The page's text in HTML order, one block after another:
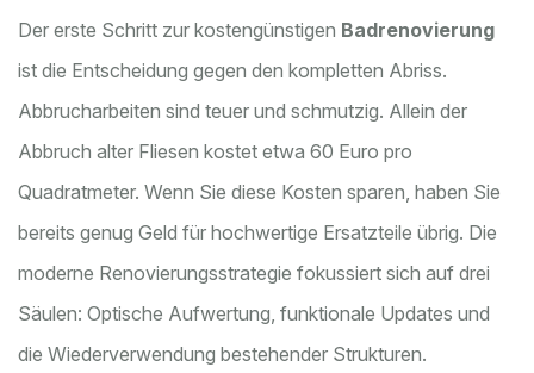
Der erste Schritt zur kostengünstigen Badrenovierung
ist die Entscheidung gegen den kompletten Abriss.
Abbrucharbeiten sind teuer und schmutzig. Allein der
Abbruch alter Fliesen kostet etwa 60 Euro pro
Quadratmeter. Wenn Sie diese Kosten sparen, haben Sie
bereits genug Geld für hochwertige Ersatzteile übrig. Die
moderne Renovierungsstrategie fokussiert sich auf drei
Säulen: Optische Aufwertung, funktionale Updates und
die Wiederverwendung bestehender Strukturen.